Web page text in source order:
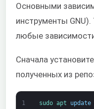
Основными
инструменты
любые
Сначала установите
полученных из
1 sudo apt update